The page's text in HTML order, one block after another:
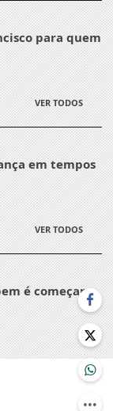
para quem
VER TODOS
em tempos
VER TODOS
é começar